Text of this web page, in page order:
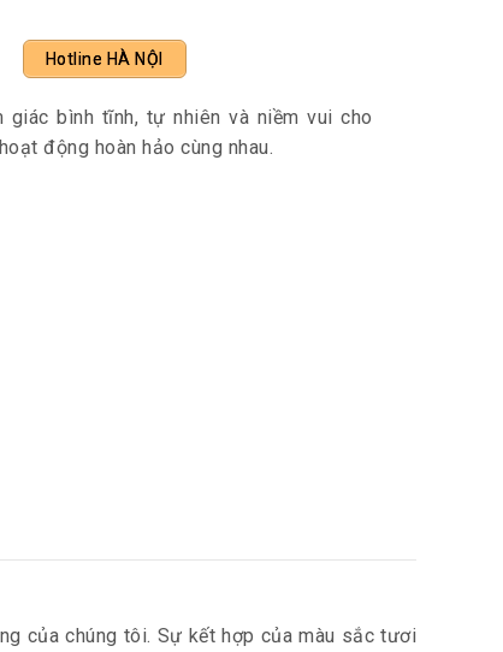
Hotline HÀ NỘI
giác bình tĩnh, tự nhiên và niềm vui cho
động hoàn hảo cùng nhau.
của chúng tôi. Sự kết hợp của màu sắc tươi